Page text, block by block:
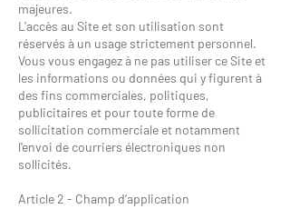
majeures.
L'accès au Site et son utilisation sont
réservés à un usage strictement personnel.
Vous vous engagez à ne pas utiliser ce Site et
les informations ou données qui y figurent à
des fins commerciales, politiques,
publicitaires et pour toute forme de
sollicitation commerciale et notamment
l'envoi de courriers électroniques non
sollicités.
Article 2 - Champ d’application